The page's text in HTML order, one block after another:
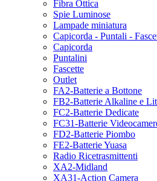
Fibra Ottica
Spie Luminose
Lampade miniatura
Capicorda - Puntali -
Capicorda
Puntalini
Fascette
Outlet
FA2-Batterie a Bottone
FB2-Batterie Alkaline e
FC2-Batterie Dedicate
FC31-Batterie
FD2-Batterie Piombo
FE2-Batterie Yuasa
Radio Ricetrasmittenti
XA2-Midland
XA31-Action Camera